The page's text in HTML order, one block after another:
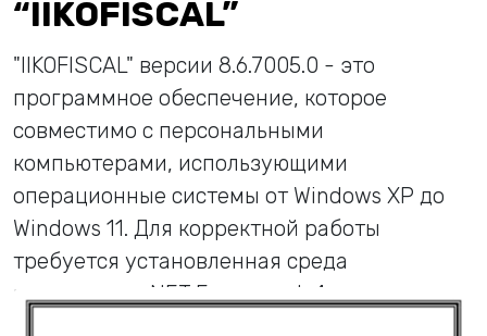
“IIKOFISCAL”
"IIKOFISCAL" версии 8.6.7005.0 - это
программное обеспечение, которое
совместимо с персональными
компьютерами, использующими
операционные системы от Windows XP до
Windows 11. Для корректной работы
требуется установленная среда
выполнения .NET Framework 4.